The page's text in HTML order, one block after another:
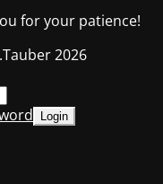
for your patience!
2026